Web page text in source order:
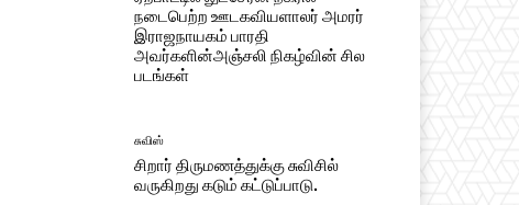
நடைபெற்ற ஊடகவியளாலர் அமரர்
இராஜநாயகம் பாரதி
அவர்களின்அஞ்சலி நிகழ்வின் சில
படங்கள்
சுவிஸ்
சிறார் திருமணத்துக்கு சுவிசில்
வருகிறது கடும் கட்டுப்பாடு.